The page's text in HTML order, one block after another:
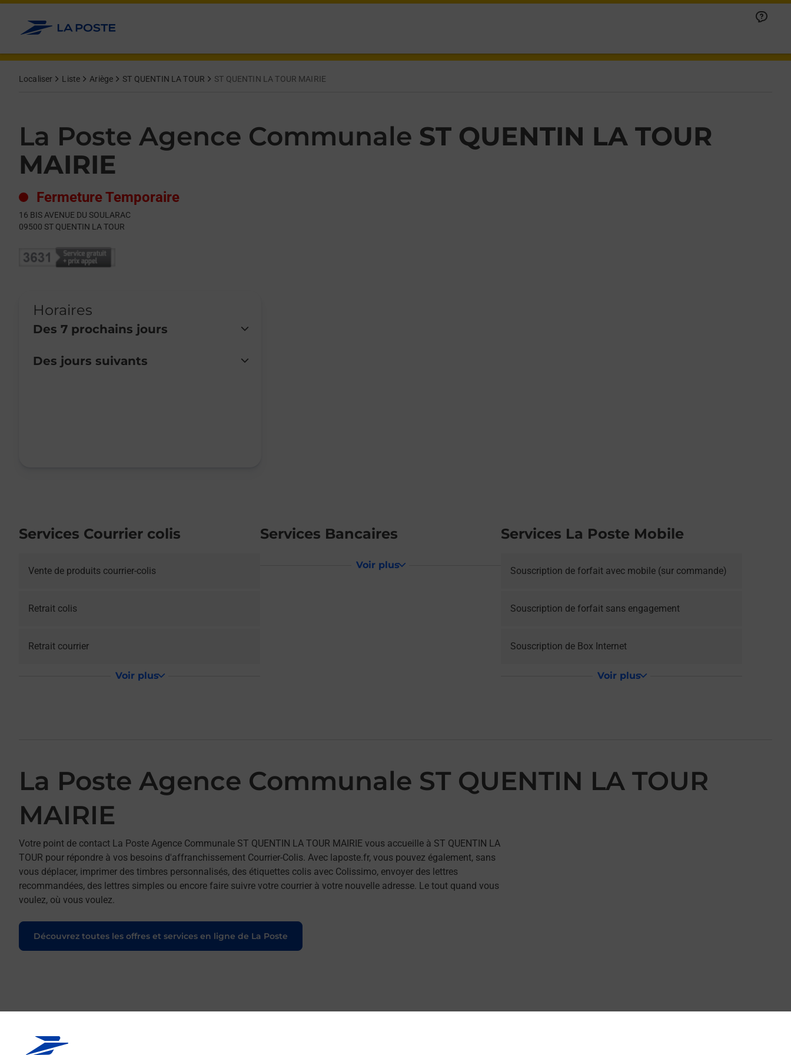
Allez au contenu
Localiser Liste Ariège ST QUENTIN LA TOUR ST QUENTIN LA TOUR MAIRIE
La Poste Agence Communale ST QUENTIN LA TOUR
MAIRIE
Fermeture Temporaire
16 BIS AVENUE DU SOULARAC
09500 ST QUENTIN LA TOUR
Horaires
Des 7 prochains jours
Day of the WeekHours
Lundi
Fermé
Des jours suivants
Services Courrier colis
Vente de produits courrier-colis
Retrait colis
Retrait courrier
Voir plus
Services Bancaires
Voir plus
Services La Poste Mobile
Souscription de forfait avec mobile (sur commande)
Souscription de forfait sans engagement
Souscription de Box Internet
Voir plus
La Poste Agence Communale ST QUENTIN LA TOUR
MAIRIE
Votre point de contact La Poste Agence Communale ST QUENTIN LA TOUR MAIRIE vous accueille à ST QUENTIN LA
TOUR pour répondre à vos besoins d'affranchissement Courrier-Colis. Avec laposte.fr, vous pouvez également, sans
vous déplacer, imprimer des timbres personnalisés, des étiquettes colis avec Colissimo, envoyer des lettres
recommandées, des lettres simples ou encore faire suivre votre courrier à votre nouvelle adresse. Le tout quand vous
voulez, où vous voulez.
Découvrez toutes les offres et services en ligne de La Poste
Get directions to La Poste Agence Communale at 16 BIS AVENUE DU SOULARAC ST QUENTIN LA TOUR,
lien s'ouvre dans un nouvel onglet